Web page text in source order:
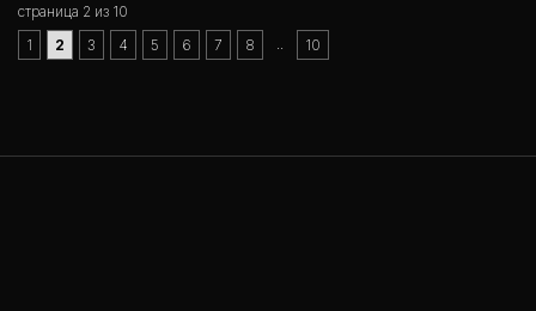
страница 2 из 10
1
2 3 4 5 6 7 8 10